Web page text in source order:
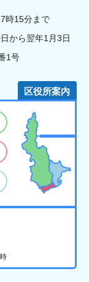
時15分まで
から翌年1月3日
1号
区役所案内